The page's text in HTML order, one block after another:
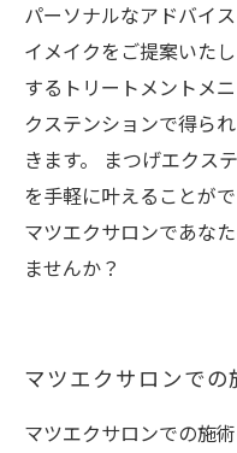
パーソナルなアドバイ
イメイクをご提案いた
するトリートメントメ
クステンションで得ら
きます。 まつげエクス
を手軽に叶えることが
マツエクサロンであな
ませんか？
マツエクサロンでの
マツエクサロンでの施